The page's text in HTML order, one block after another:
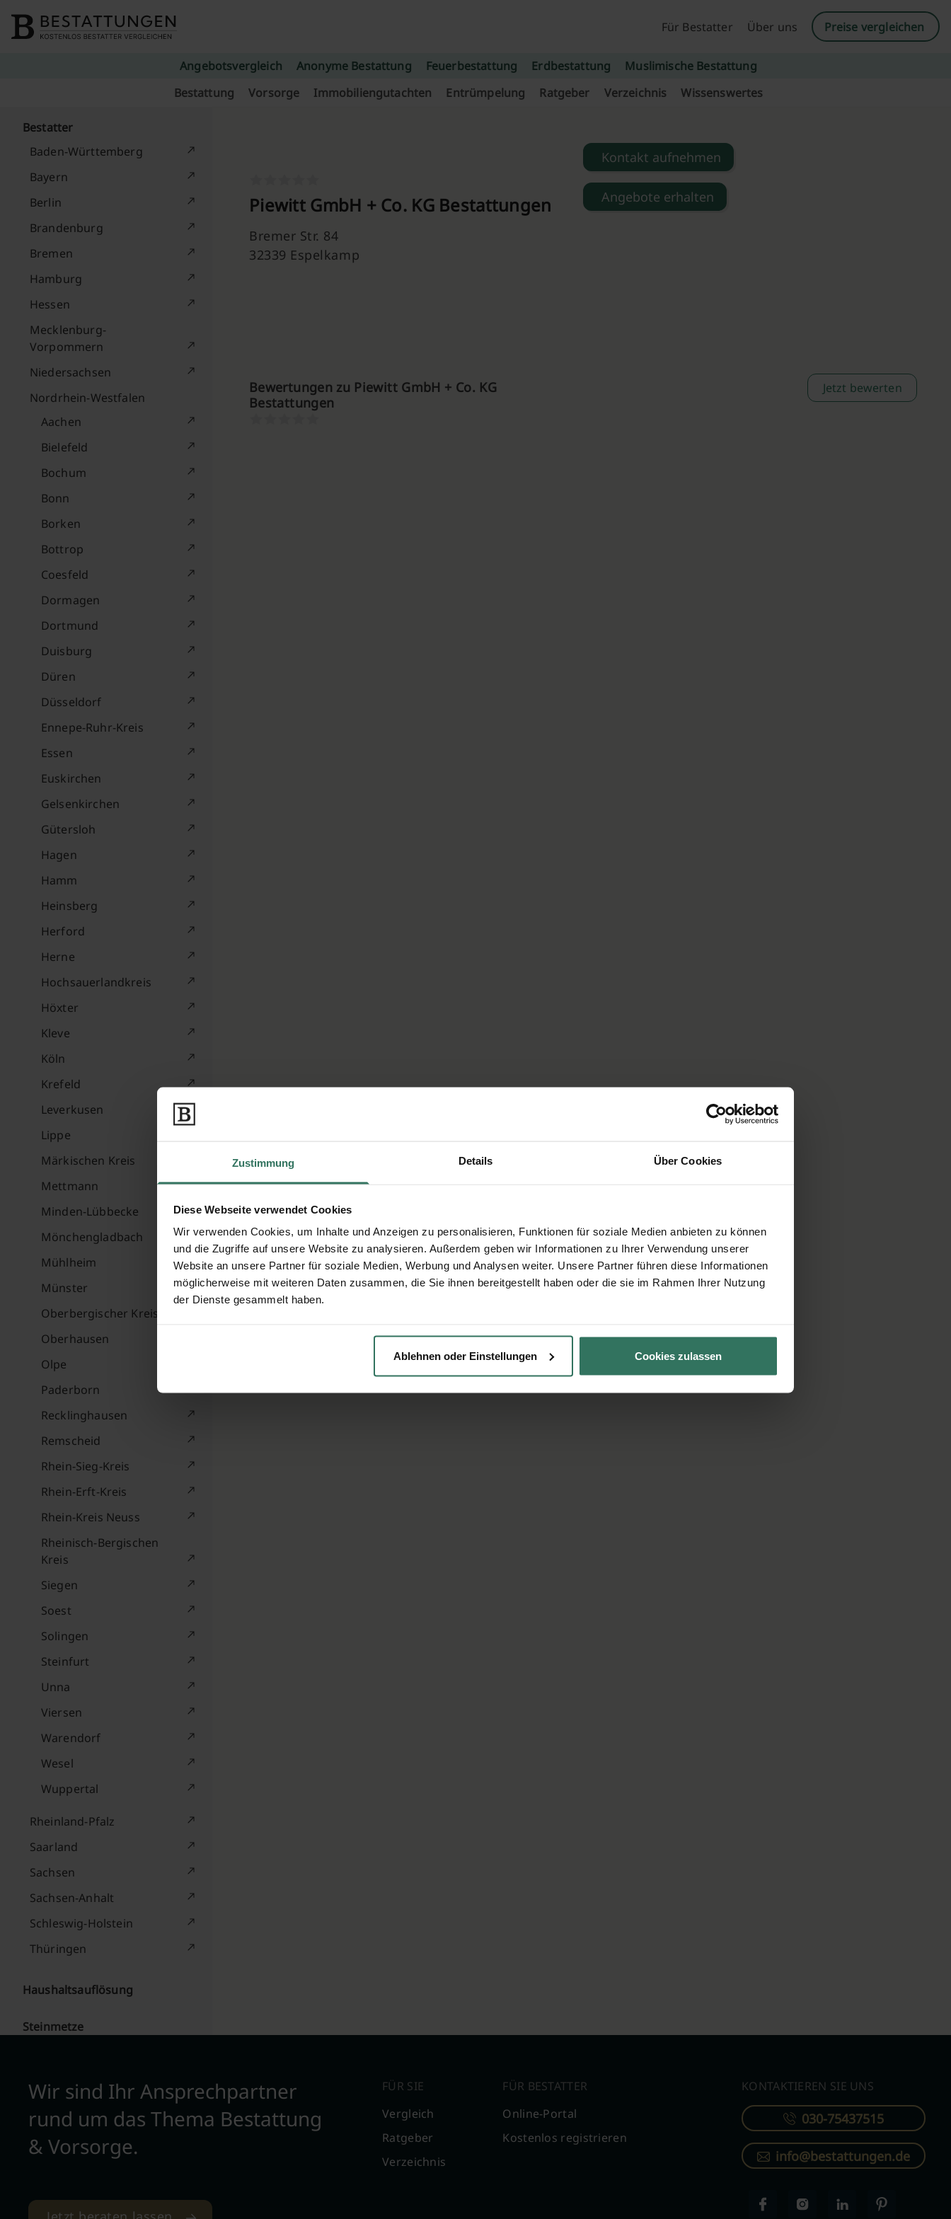
Zustimmung Details Über Cookies
Diese Webseite verwendet Cookies
Wir verwenden Cookies, um Inhalte und Anzeigen zu personalisieren, Funktionen für soziale Medien anbieten zu können
und die Zugriffe auf unsere Website zu analysieren. Außerdem geben wir Informationen zu Ihrer Verwendung unserer
Website an unsere Partner für soziale Medien, Werbung und Analysen weiter. Unsere Partner führen diese Informationen
möglicherweise mit weiteren Daten zusammen, die Sie ihnen bereitgestellt haben oder die sie im Rahmen Ihrer Nutzung
der Dienste gesammelt haben.
Ablehnen oder Einstellungen Cookies zulassen
Für Bestatter
Über uns Preise vergleichen
Angebotsvergleich Anonyme Bestattung Feuerbestattung Erdbestattung
Muslimische Bestattung
Bestattung
Vorsorge Immobiliengutachten Entrümpelung Ratgeber Verzeichnis Wissenswertes
Bestatter
Baden-Württemberg
Bayern
Berlin
Brandenburg
Bremen
Hamburg
Hessen
Mecklenburg-
Vorpommern
Niedersachsen
Nordrhein-Westfalen
Aachen
Bielefeld
Bochum
Bonn
Borken
Bottrop
Coesfeld
Dormagen
Dortmund
Duisburg
Düren
Düsseldorf
Ennepe-Ruhr-Kreis
Essen
Euskirchen
Gelsenkirchen
Gütersloh
Hagen
Hamm
Heinsberg
Herford
Herne
Hochsauerlandkreis
Höxter
Kleve
Köln
Krefeld
Leverkusen
Lippe
Märkischen Kreis
Mettmann
Minden-Lübbecke
Mönchengladbach
Mühlheim
Münster
Oberbergischer Kreis
Oberhausen
Olpe
Paderborn
Recklinghausen
Remscheid
Rhein-Sieg-Kreis
Rhein-Erft-Kreis
Rhein-Kreis Neuss
Rheinisch-Bergischen
Kreis
Siegen
Soest
Solingen
Steinfurt
Unna
Viersen
Warendorf
Wesel
Wuppertal
Rheinland-Pfalz
Saarland
Sachsen
Sachsen-Anhalt
Schleswig-Holstein
Thüringen
Haushaltsauflösung
Steinmetze
Piewitt GmbH + Co. KG Bestattungen
Bremer Str. 84
32339 Espelkamp
Kontakt aufnehmen
Angebote erhalten
Bewertungen zu Piewitt GmbH + Co. KG
Bestattungen
Jetzt bewerten
Wir sind Ihr Ansprechpartner
rund um das Thema Bestattung
& Vorsorge.
FÜR SIE
Vergleich
Ratgeber
Verzeichnis
FÜR BESTATTER
Online-Portal
Kostenlos registrieren
KONTAKTIEREN SIE UNS
030-75437515
info@bestattungen.de